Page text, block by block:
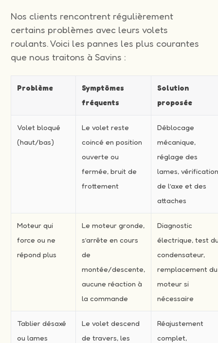
Nos clients rencontrent régulièrement
certains problèmes avec leurs volets
roulants. Voici les pannes les plus courantes
que nous traitons à Savins :
Problème
Symptômes
fréquents
Solution
proposée
Volet bloqué
(haut/bas)
Le volet reste
coincé en position
ouverte ou
fermée, bruit de
frottement
Déblocage
mécanique,
réglage des
lames,
de l’axe et des
attaches
Moteur qui
force ou ne
répond plus
Le moteur gronde,
s’arrête en cours
de
montée/descente,
aucune réaction à
la commande
Diagnostic
électrique, test
condensateur,
remplacement du
moteur si
nécessaire
Tablier désaxé
ou lames
Le volet descend
de travers, les
Réajustement
complet,